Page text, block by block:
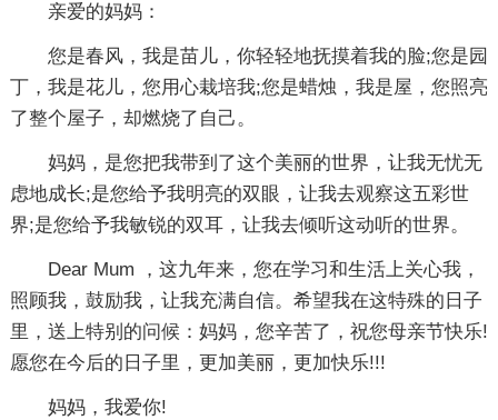
亲爱的妈妈：
您是春风，我是苗儿，你轻轻地抚摸着我的脸;您是园
丁，我是花儿，您用心栽培我;您是蜡烛，我是屋，您照亮
了整个屋子，却燃烧了自己。
妈妈，是您把我带到了这个美丽的世界，让我无忧无
虑地成长;是您给予我明亮的双眼，让我去观察这五彩世
界;是您给予我敏锐的双耳，让我去倾听这动听的世界。
Dear Mum ，这九年来，您在学习和生活上关心我，
照顾我，鼓励我，让我充满自信。希望我在这特殊的日子
里，送上特别的问候：妈妈，您辛苦了，祝您母亲节快乐!
愿您在今后的日子里，更加美丽，更加快乐!!!
妈妈，我爱你!